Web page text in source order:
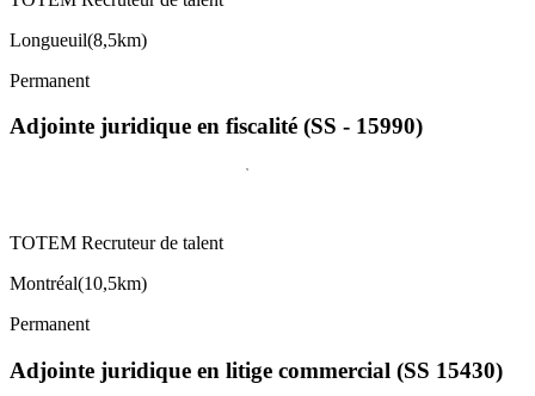
Longueuil(8,5km)
Permanent
Adjointe juridique en fiscalité (SS - 15990)
TOTEM Recruteur de talent
Montréal(10,5km)
Permanent
Adjointe juridique en litige commercial (SS 15430)